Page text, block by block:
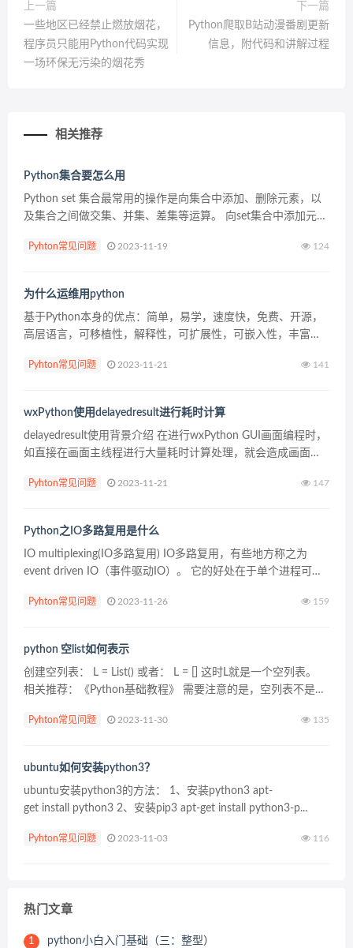
上一篇
一些地区已经禁止燃放烟花，
程序员只能用Python代码实现
一场环保无污染的烟花秀
下一篇
Python爬取B站动漫番剧更新
信息，附代码和讲解过程
相关推荐
Python集合要怎么用
Python set 集合最常用的操作是向集合中添加、删除元素，以
及集合之间做交集、并集、差集等运算。 向set集合中添加元素
现，该方法的语法格式...
Pyhton常见问题 2023-11-19 124
为什么运维用python
基于Python本身的优点：简单，易学，速度快，免费、开源，
高层语言，可移植性，解释性，可扩展性，可嵌入性，丰富的
“胶水语言”它能够把其他语言制作的各种模块轻松...
Pyhton常见问题 2023-11-21 141
wxPython使用delayedresult进行耗时计算
delayedresult使用背景介绍 在进行wxPython GUI画面编程时，
如直接在画面主线程进行大量耗时计算处理，就会造成画面假
可轻松...
Pyhton常见问题 2023-11-21 147
Python之IO多路复用是什么
IO multiplexing(IO多路复用) IO多路复用，有些地方称之为
event driven IO（事件驱动IO）。 它的好处在于单个进程可以
Pyhton常见问题 2023-11-26 159
python 空list如何表示
创建空列表： L = List() 或者： L = [] 这时L就是一个空列表。
相关推荐：《Python基础教程》 需要注意的是，空列表不是
Pyhton常见问题 2023-11-30 135
ubuntu如何安装python3？
ubuntu安装python3的方法： 1、安装python3 apt-
get install python3 2、安装pip3 apt-get install python3-p...
Pyhton常见问题 2023-11-03 116
热门文章
1 python小白入门基础（三：整型）